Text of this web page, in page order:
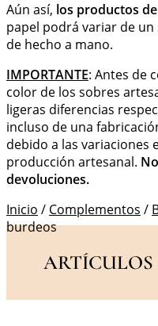
Aún así, los productos
papel podrá variar de
de hecho a mano.
IMPORTANTE: Antes de
color de los sobres
ligeras diferencias
incluso de una
debido a las variaciones
producción artesanal.
devoluciones.
Inicio / Complementos /
burdeos